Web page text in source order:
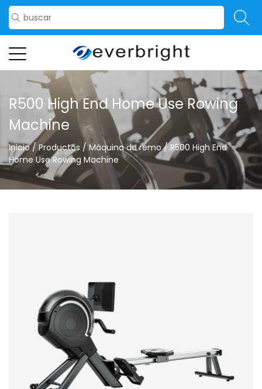
R500 High End Home Use Rowing
Machine
Inicio/ Productos/Máquina de remo/R500 High End
Home Use Rowing Machine